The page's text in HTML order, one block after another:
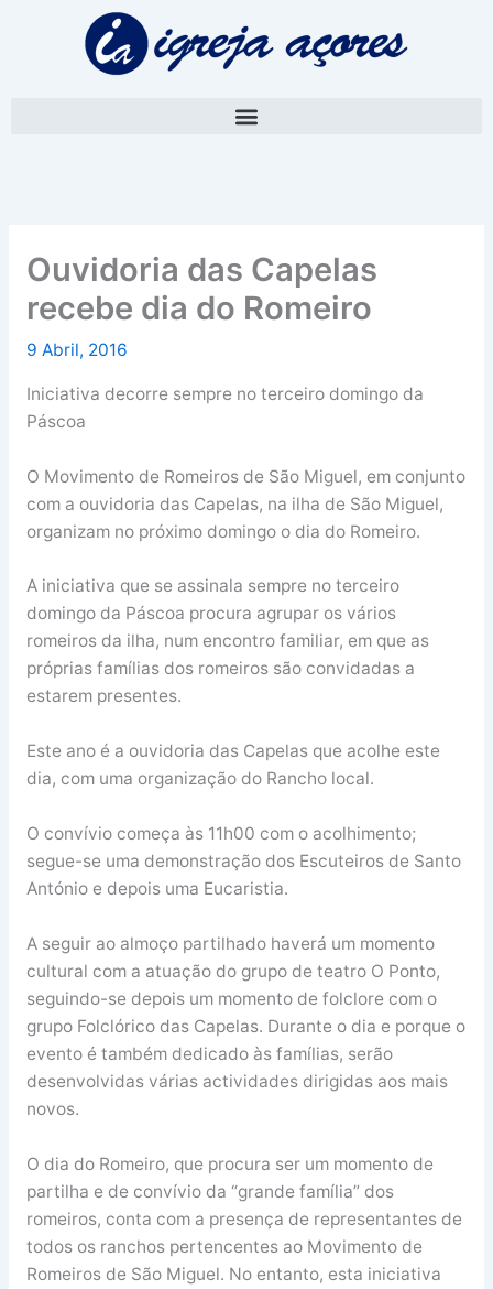
Ouvidoria das Capelas
recebe dia do Romeiro
9 Abril, 2016
Iniciativa decorre sempre no terceiro domingo da
Páscoa
O Movimento de Romeiros de São Miguel, em conjunto
com a ouvidoria das Capelas, na ilha de São Miguel,
organizam no próximo domingo o dia do Romeiro.
A iniciativa que se assinala sempre no terceiro
domingo da Páscoa procura agrupar os vários
romeiros da ilha, num encontro familiar, em que as
próprias famílias dos romeiros são convidadas a
estarem presentes.
Este ano é a ouvidoria das Capelas que acolhe este
dia, com uma organização do Rancho local.
O convívio começa às 11h00 com o acolhimento;
segue-se uma demonstração dos Escuteiros de Santo
António e depois uma Eucaristia.
A seguir ao almoço partilhado haverá um momento
cultural com a atuação do grupo de teatro O Ponto,
seguindo-se depois um momento de folclore com o
grupo Folclórico das Capelas. Durante o dia e porque o
evento é também dedicado às famílias, serão
desenvolvidas várias actividades dirigidas aos mais
novos.
O dia do Romeiro, que procura ser um momento de
partilha e de convívio da “grande família” dos
romeiros, conta com a presença de representantes de
todos os ranchos pertencentes ao Movimento de
Romeiros de São Miguel. No entanto, esta iniciativa